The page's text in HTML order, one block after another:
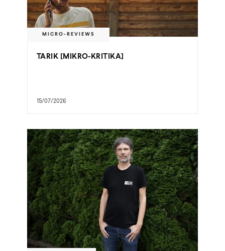
MICRO-REVIEWS
TARIK [MIKRO-KRITIKA]
15/07/2026